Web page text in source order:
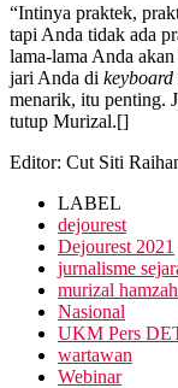
“Intinya praktek,
tapi Anda tidak ada
lama-lama Anda
jari Anda di keyboard
menarik, itu penting.
tutup Murizal.[]
Editor: Cut Siti
LABEL
dejourest
Dejourest 2021
jurnalisme
murizal hamzah
Nasional
UKM Pers
wartawan
Webinar